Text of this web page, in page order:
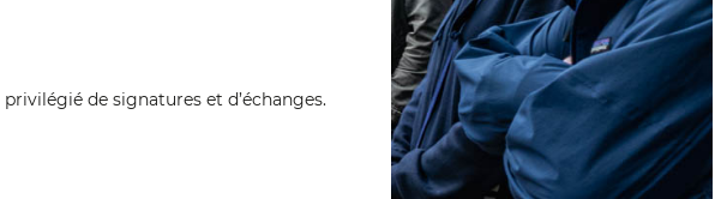
de signatures et d’échanges.